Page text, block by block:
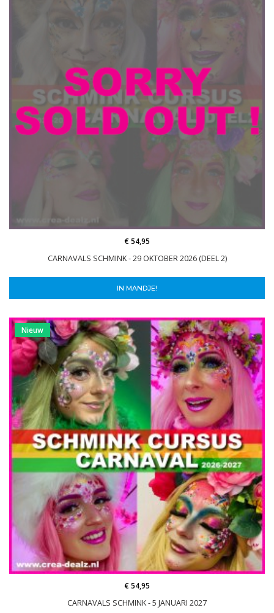
CARNAVALS SCHMINK - 29 OKTOBER 2026 (DEEL 2)
€ 54,95
IN MANDJE!
Nieuw
CARNAVALS SCHMINK - 5 JANUARI 2027
€ 54,95